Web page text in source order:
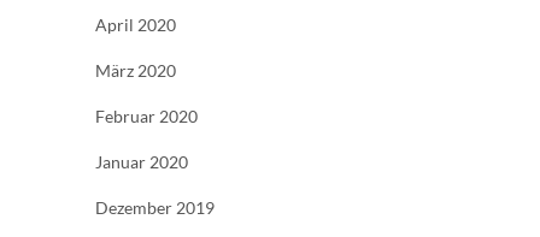
April 2020
März 2020
Februar 2020
Januar 2020
Dezember 2019